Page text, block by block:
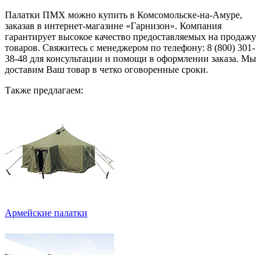
Палатки ПМХ можно купить в Комсомольске-на-Амуре,
заказав в интернет-магазине «Гарнизон». Компания
гарантирует высокое качество предоставляемых на продажу
товаров. Свяжитесь с менеджером по телефону: 8 (800) 301-
38-48 для консультации и помощи в оформлении заказа. Мы
доставим Ваш товар в четко оговоренные сроки.
Также предлагаем:
Армейские палатки